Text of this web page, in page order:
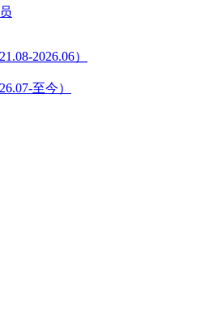
2026.06）
至今）